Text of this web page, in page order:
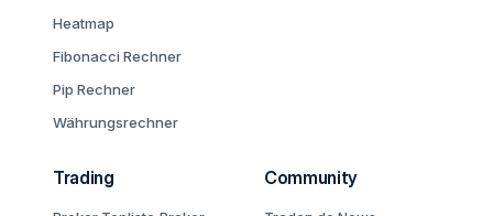
Heatmap
Fibonacci Rechner
Pip Rechner
Währungsrechner
Trading Community